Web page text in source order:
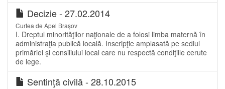
Decizie - 27.02.2014
Curtea de Apel Brașov
I. Dreptul minorităţilor naţionale de a folosi limba maternă în
administraţia publică locală. Inscripţie amplasată pe sediul
primăriei şi consiliului local care nu respectă condiţiile cerute
de lege.
Sentinţă civilă - 28.10.2015